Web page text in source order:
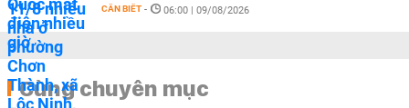
CẦN BIẾT - 06:00 | 09/08/2026
Cùng chuyên mục